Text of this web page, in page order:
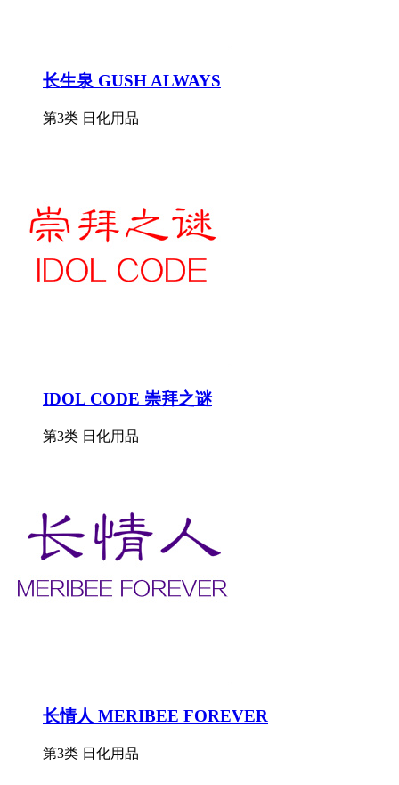
长生泉 GUSH ALWAYS
第3类 日化用品
IDOL CODE 崇拜之谜
第3类 日化用品
长情人 MERIBEE FOREVER
第3类 日化用品